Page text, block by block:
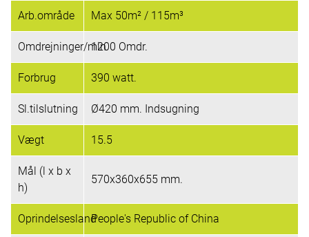
Arb.område Max 50m² / 115m³
Omdrejninger/min1200 Omdr.
Forbrug 390 watt.
Sl.tilslutning Ø420 mm. Indsugning
Vægt 15.5
Mål (l x b x
h)
570x360x655 mm.
OprindelseslandPeople's Republic of China